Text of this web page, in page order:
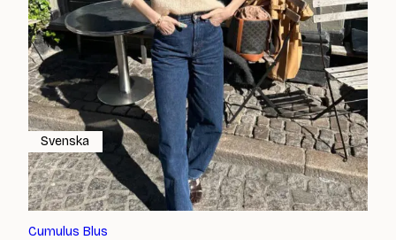
Cumulus Blus
Svenska